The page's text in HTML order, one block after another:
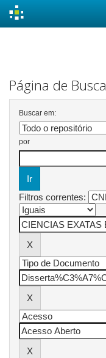
Página de Busca
Buscar em:
por
Filtros correntes: